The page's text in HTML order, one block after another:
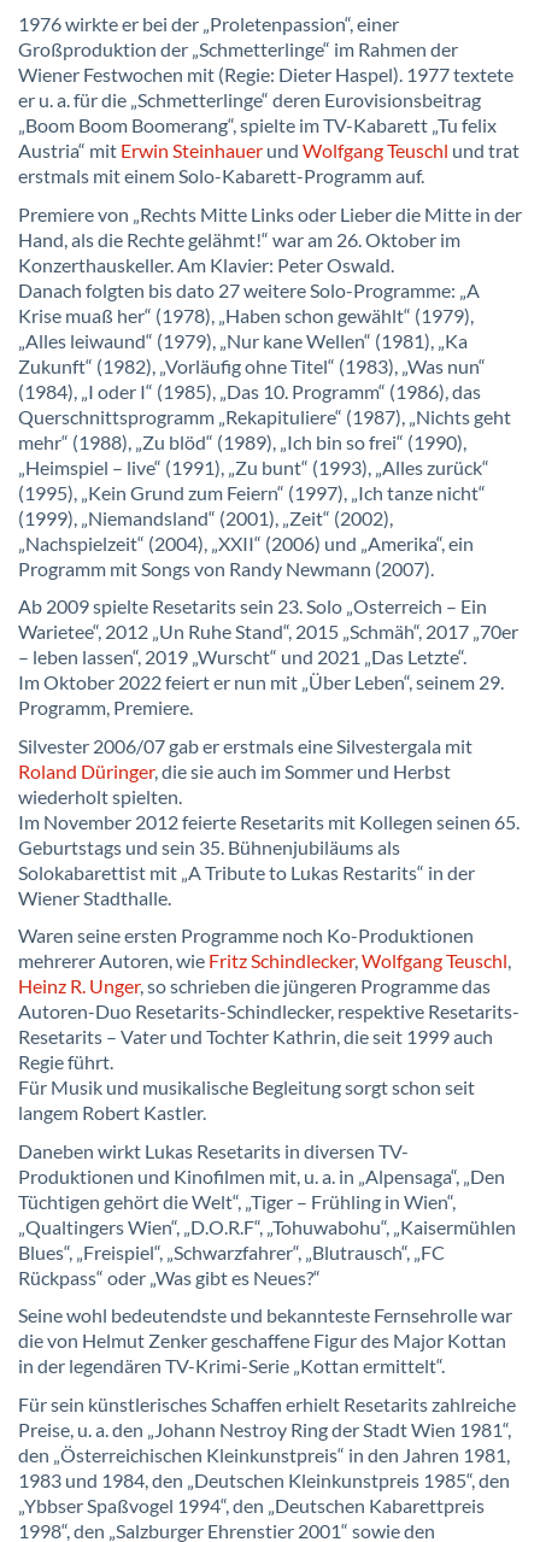
1976 wirkte er bei der „Proletenpassion“, einer
Großproduktion der „Schmetterlinge“ im Rahmen der
Wiener Festwochen mit (Regie: Dieter Haspel). 1977 textete
er u. a. für die „Schmetterlinge“ deren Eurovisionsbeitrag
„Boom Boom Boomerang“, spielte im TV-Kabarett „Tu felix
Austria“ mit Erwin Steinhauer und Wolfgang Teuschl und trat
erstmals mit einem Solo-Kabarett-Programm auf.
Premiere von „Rechts Mitte Links oder Lieber die Mitte in der
Hand, als die Rechte gelähmt!“ war am 26. Oktober im
Konzerthauskeller. Am Klavier: Peter Oswald.
Danach folgten bis dato 27 weitere Solo-Programme: „A
Krise muaß her“ (1978), „Haben schon gewählt“ (1979),
„Alles leiwaund“ (1979), „Nur kane Wellen“ (1981), „Ka
Zukunft“ (1982), „Vorläufig ohne Titel“ (1983), „Was nun“
(1984), „I oder I“ (1985), „Das 10. Programm“ (1986), das
Querschnittsprogramm „Rekapituliere“ (1987), „Nichts geht
mehr“ (1988), „Zu blöd“ (1989), „Ich bin so frei“ (1990),
„Heimspiel – live“ (1991), „Zu bunt“ (1993), „Alles zurück“
(1995), „Kein Grund zum Feiern“ (1997), „Ich tanze nicht“
(1999), „Niemandsland“ (2001), „Zeit“ (2002),
„Nachspielzeit“ (2004), „XXII“ (2006) und „Amerika“, ein
Programm mit Songs von Randy Newmann (2007).
Ab 2009 spielte Resetarits sein 23. Solo „Osterreich – Ein
Warietee“, 2012 „Un Ruhe Stand“, 2015 „Schmäh“, 2017 „70er
– leben lassen“, 2019 „Wurscht“ und 2021 „Das Letzte“.
Im Oktober 2022 feiert er nun mit „Über Leben“, seinem 29.
Programm, Premiere.
Silvester 2006/07 gab er erstmals eine Silvestergala mit
Roland Düringer, die sie auch im Sommer und Herbst
wiederholt spielten.
Im November 2012 feierte Resetarits mit Kollegen seinen 65.
Geburtstags und sein 35. Bühnenjubiläums als
Solokabarettist mit „A Tribute to Lukas Restarits“ in der
Wiener Stadthalle.
Waren seine ersten Programme noch Ko-Produktionen
mehrerer Autoren, wie Fritz Schindlecker,Wolfgang Teuschl,
Heinz R. Unger, so schrieben die jüngeren Programme das
Autoren-Duo Resetarits-Schindlecker, respektive Resetarits-
Resetarits – Vater und Tochter Kathrin, die seit 1999 auch
Regie führt.
Für Musik und musikalische Begleitung sorgt schon seit
langem Robert Kastler.
Daneben wirkt Lukas Resetarits in diversen TV-
Produktionen und Kinofilmen mit, u. a. in „Alpensaga“, „Den
Tüchtigen gehört die Welt“, „Tiger – Frühling in Wien“,
„Qualtingers Wien“, „D.O.R.F“, „Tohuwabohu“, „Kaisermühlen
Blues“, „Freispiel“, „Schwarzfahrer“, „Blutrausch“, „FC
Rückpass“ oder „Was gibt es Neues?“
Seine wohl bedeutendste und bekannteste Fernsehrolle war
die von Helmut Zenker geschaffene Figur des Major Kottan
in der legendären TV-Krimi-Serie „Kottan ermittelt“.
Für sein künstlerisches Schaffen erhielt Resetarits zahlreiche
Preise, u. a. den „Johann Nestroy Ring der Stadt Wien 1981“,
den „Österreichischen Kleinkunstpreis“ in den Jahren 1981,
1983 und 1984, den „Deutschen Kleinkunstpreis 1985“, den
„Ybbser Spaßvogel 1994“, den „Deutschen Kabarettpreis
1998“, den „Salzburger Ehrenstier 2001“ sowie den